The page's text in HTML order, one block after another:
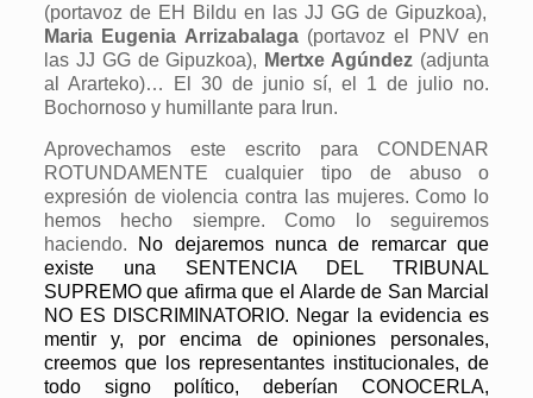
(portavoz de EH Bildu en las JJ GG de Gipuzkoa),
Maria Eugenia Arrizabalaga(portavoz el PNV en
las JJ GG de Gipuzkoa), Mertxe Agúndez (adjunta
al Ararteko)… El 30 de junio sí, el 1 de julio no.
Bochornoso y humillante para Irun.
Aprovechamos este escrito para CONDENAR
ROTUNDAMENTE cualquier tipo de abuso o
expresión de violencia contra las mujeres. Como lo
hemos hecho siempre. Como lo seguiremos
haciendo.
No dejaremos nunca de remarcar que
existe una SENTENCIA DEL TRIBUNAL
SUPREMO que afirma que el Alarde de San Marcial
NO ES DISCRIMINATORIO. Negar la evidencia es
mentir y, por encima de opiniones personales,
creemos que los representantes institucionales, de
todo signo político, deberían CONOCERLA,